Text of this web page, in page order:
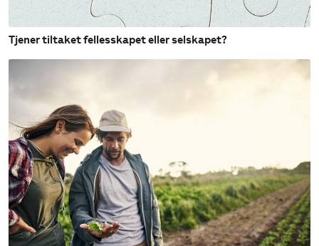
Tjener tiltaket fellesskapet eller selskapet?